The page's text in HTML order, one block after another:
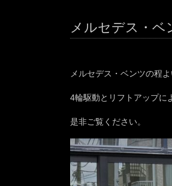
メルセデス・
メルセデス・ベンツの程
4輪駆動とリフトアップに
是非ご覧ください。